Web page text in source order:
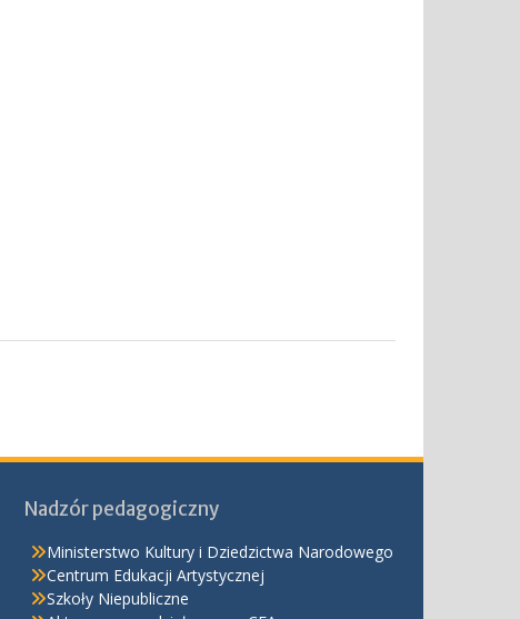
Nadzór pedagogiczny
Ministerstwo Kultury i Dziedzictwa Narodowego
Centrum Edukacji Artystycznej
Szkoły Niepubliczne